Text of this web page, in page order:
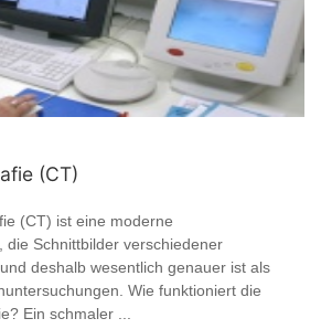
(CT)
(CT) ist eine moderne
die Schnittbilder verschiedener
deshalb wesentlich genauer ist als
Wie funktioniert die
Ein schmaler ...